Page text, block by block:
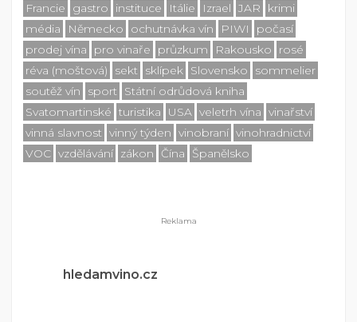
Francie
gastro instituce Itálie Izrael JAR
krimi
média
Německo ochutnávka vín PIWI
počasí
prodej vína
pro vinaře průzkum Rakousko
rosé
réva (moštová)
sekt sklípek Slovensko
sommelier
soutěž vín
sport Státní odrůdová kniha
Svatomartinské turistika USA veletrh vína vinařství
vinná slavnost vinný týden vinobraní vinohradnictví
VOC vzdělávání zákon Čína Španělsko
hledamvino.cz